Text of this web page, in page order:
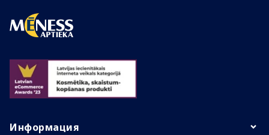
Информация